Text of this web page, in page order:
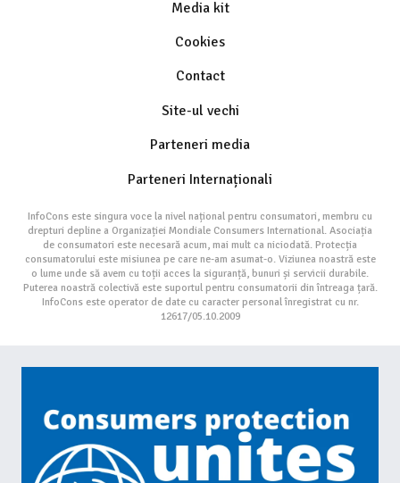
Media kit
Cookies
Contact
Site-ul vechi
Parteneri media
Parteneri Internaționali
InfoCons este singura voce la nivel național pentru consumatori, membru cu
drepturi depline a Organizației Mondiale Consumers International. Asociația
de consumatori este necesară acum, mai mult ca niciodată. Protecția
consumatorului este misiunea pe care ne-am asumat-o. Viziunea noastră este
o lume unde să avem cu toții acces la siguranță, bunuri și servicii durabile.
Puterea noastră colectivă este suportul pentru consumatorii din întreaga țară.
InfoCons este operator de date cu caracter personal înregistrat cu nr.
12617/05.10.2009